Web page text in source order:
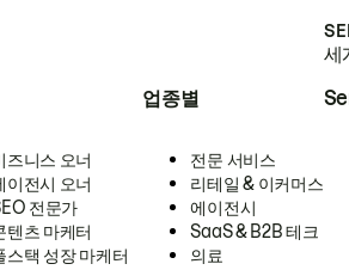
세
즈니스 오너
이전시 오너
전문가
텐츠 마케터
스택 성장 마케터
업종별
전문 서비스
리테일 & 이커머스
에이전시
SaaS & B2B 테크
의료